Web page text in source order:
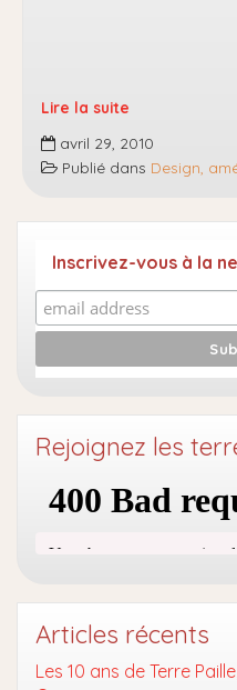
Lire la suite
Design
Kerbrehouet
avril 29, 2010
Publié dans Design,
Inscrivez-vous à la
Rejoignez les
Articles récents
Les 10 ans de Terre